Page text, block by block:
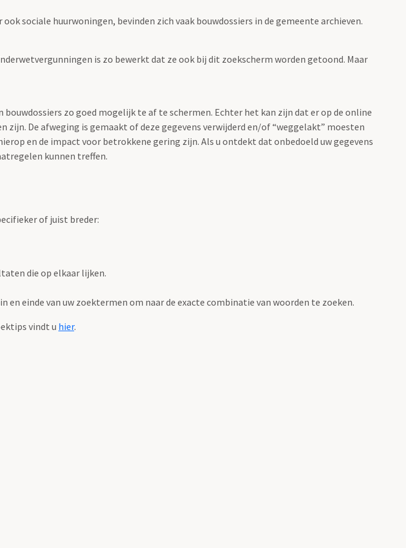
sociale huurwoningen, bevinden zich vaak bouwdossiers in de gemeente archieven.
is zo bewerkt dat ze ook bij dit zoekscherm worden getoond. Maar
zo goed mogelijk te af te schermen. Echter het kan zijn dat er op de online
De afweging is gemaakt of deze gegevens verwijderd en/of “weggelakt” moesten
en de impact voor betrokkene gering zijn. Als u ontdekt dat onbedoeld uw gegevens
kunnen treffen.
of juist breder:
die op elkaar lijken.
en einde van uw zoektermen om naar de exacte combinatie van woorden te zoeken.
vindt u hier.